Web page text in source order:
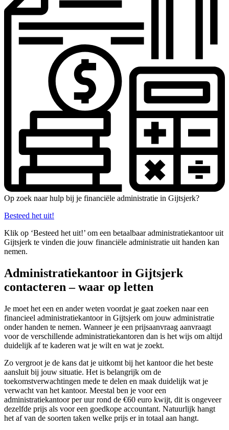
Op zoek naar hulp bij je financiële administratie in Gijtsjerk?
Besteed het uit!
Klik op ‘Besteed het uit!’ om een betaalbaar administratiekantoor uit
Gijtsjerk te vinden die jouw financiële administratie uit handen kan
nemen.
Administratiekantoor in Gijtsjerk
contacteren – waar op letten
Je moet het een en ander weten voordat je gaat zoeken naar een
financieel administratiekantoor in Gijtsjerk om jouw administratie
onder handen te nemen. Wanneer je een prijsaanvraag aanvraagt
voor de verschillende administratiekantoren dan is het wijs om altijd
duidelijk af te kaderen wat je wilt en wat je zoekt.
Zo vergroot je de kans dat je uitkomt bij het kantoor die het beste
aansluit bij jouw situatie. Het is belangrijk om de
toekomstverwachtingen mede te delen en maak duidelijk wat je
verwacht van het kantoor. Meestal ben je voor een
administratiekantoor per uur rond de €60 euro kwijt, dit is ongeveer
dezelfde prijs als voor een goedkope accountant. Natuurlijk hangt
het af van de soorten taken welke prijs er in totaal aan hangt.